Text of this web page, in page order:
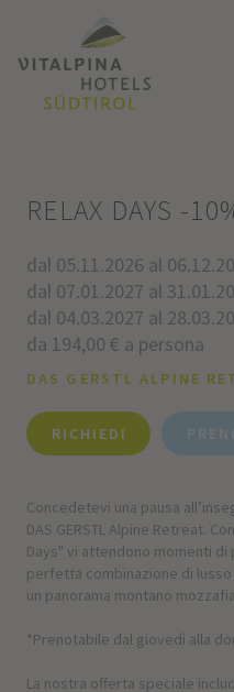
RELAX DAYS -
dal 05.11.2026 al
dal 07.01.2027 al
dal 04.03.2027 al
da 194,00 € a persona
DAS GERSTL ALPINE
RICHIEDI
Concedetevi una pausa
DAS GERSTL Alpine Retreat.
Days" vi attendono momenti
perfetta combinazione di
un panorama montano
*Prenotabile dal giovedì alla
La nostra offerta speciale